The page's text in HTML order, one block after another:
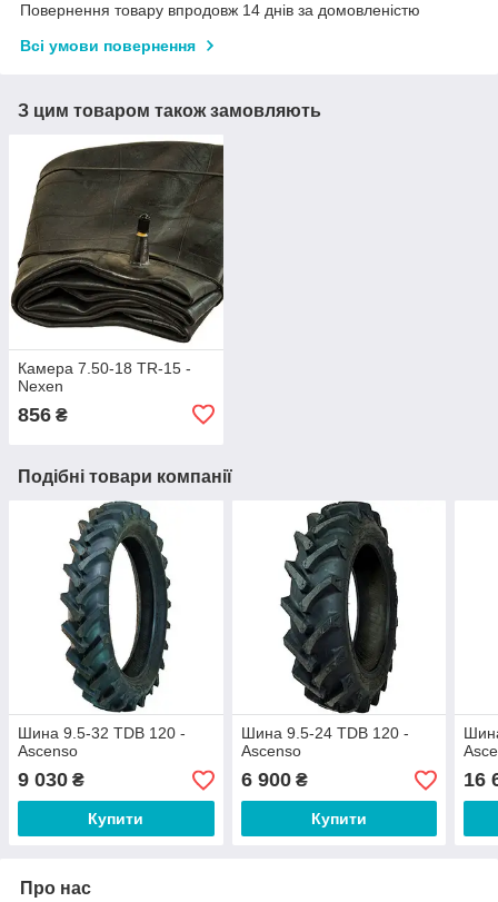
Повернення товару впродовж 14 днів за домовленістю
Всі умови повернення
З цим товаром також замовляють
Камера 7.50-18 TR-15 -
Nexen
856 ₴
Подібні товари компанії
Шина 9.5-32 TDB 120 -
Ascenso
9 030 ₴
Купити
Шина 9.5-24 TDB 120 -
Ascenso
6 900₴
Купити
16
Про нас